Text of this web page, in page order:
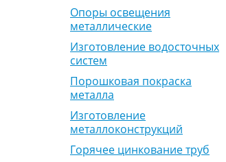
Опоры освещения
металлические
Изготовление водосточных
систем
Порошковая покраска
металла
Изготовление
металлоконструкций
Горячее цинкование труб